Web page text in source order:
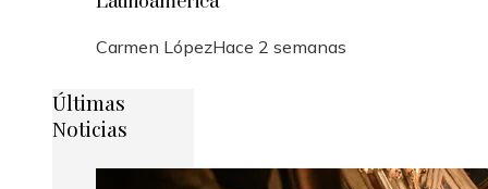
Carmen LópezHace 2 semanas
Últimas
Noticias